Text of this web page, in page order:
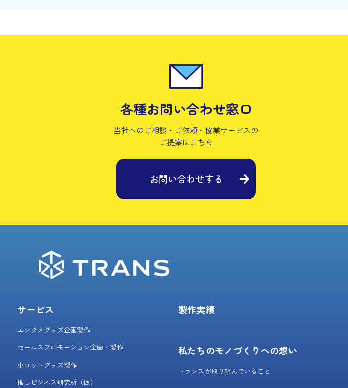
各種お問い合わせ窓口
当社へのご相談・ご依頼・協業サービスの
ご提案はこちら
お問い合わせする
サービス
エンタメグッズ企画製作
セールスプロモーション企画・製作
小ロットグッズ製作
推しビジネス研究所（仮）
製作実績
私たちのモノづくりへの想い
トランスが取り組んでいること